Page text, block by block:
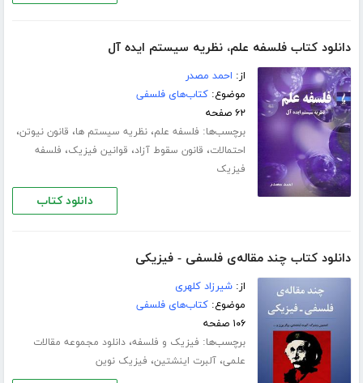
دانلود کتاب فلسفه علم، نظریه سیستم ایده آل
از: احمد مصدر
موضوع:کتاب‌های فلسفی
۶۲ صفحه
برچسب‌ها: فلسفه علم،نظریه سیستم ها، قانون نیوتن،
احتمالات، قانون سقوط آزاد، قوانین فیزیک، فلسفه
فیزیک
دانلود کتاب
دانلود کتاب چند مقاله‌ی فلسفی - فیزیکی
از:شیرزاد کلهری
موضوع:کتاب‌های فلسفی
۱۰۶ صفحه
برچسب‌ها: فیزیک و فلسفه،دانلود مجموعه مقالات
علمی،آلبرت اینشتین، فیزیک نوین